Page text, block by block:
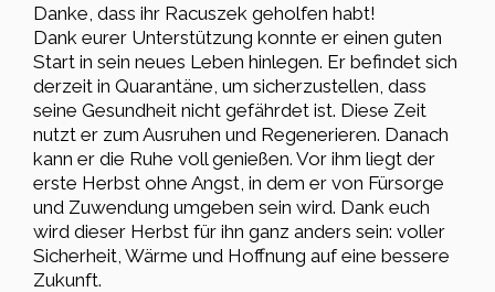
Danke, dass ihr Racuszek geholfen habt!
Dank eurer Unterstützung konnte er einen guten
Start in sein neues Leben hinlegen. Er befindet sich
derzeit in Quarantäne, um sicherzustellen, dass
seine Gesundheit nicht gefährdet ist. Diese Zeit
nutzt er zum Ausruhen und Regenerieren. Danach
kann er die Ruhe voll genießen. Vor ihm liegt der
erste Herbst ohne Angst, in dem er von Fürsorge
und Zuwendung umgeben sein wird. Dank euch
wird dieser Herbst für ihn ganz anders sein: voller
Sicherheit, Wärme und Hoffnung auf eine bessere
Zukunft.